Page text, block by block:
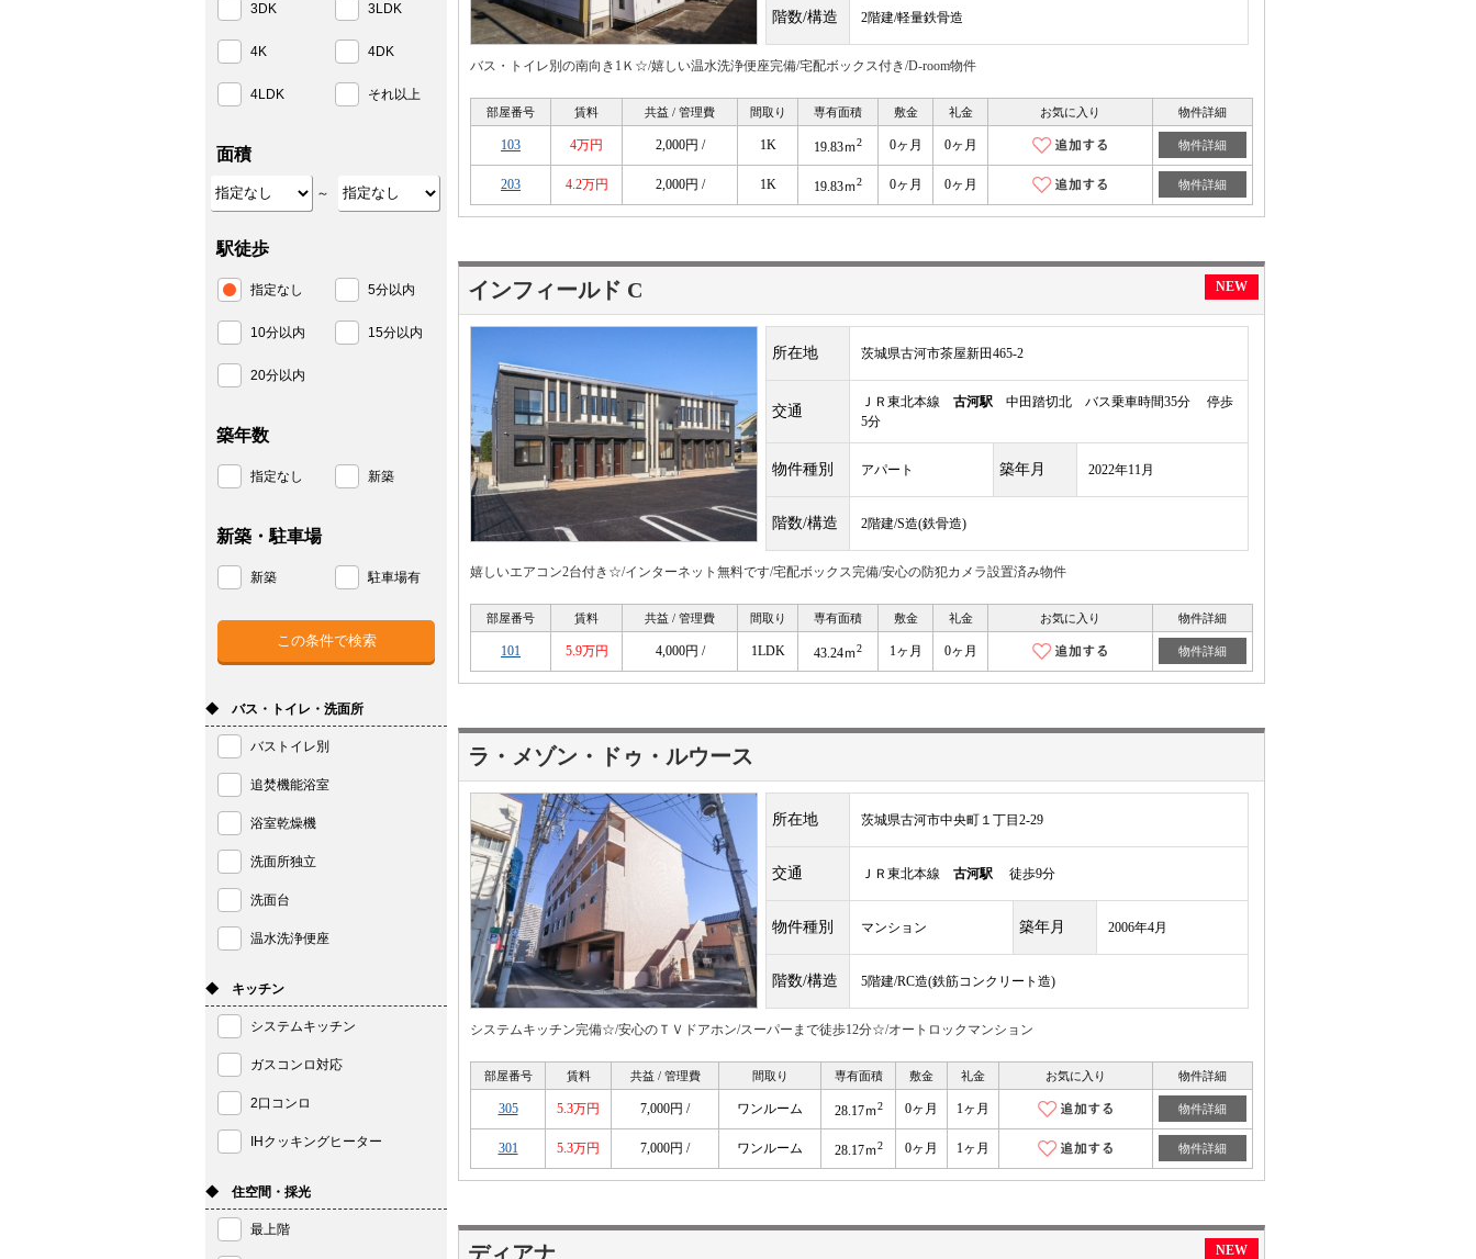
階数/構造 2階建/軽量鉄骨造
バス・トイレ別の南向き1Ｋ☆/嬉しい温水洗浄便座完備/宅配ボックス付き/D-room物件
部屋番号 賃料 共益 / 管理費 間取り 専有面積 敷金 礼金 お気に入り 物件詳細
103 4万円 2,000円 / 1K 19.83ｍ2 0ヶ月 0ヶ月 物件詳細
203 4.2万円 2,000円 / 1K 19.83ｍ2 0ヶ月 0ヶ月 物件詳細
インフィールド C NEW
所在地 茨城県古河市茶屋新田465-2
交通
ＪＲ東北本線 古河駅 中田踏切北 バス乗車時間35分 停歩
5分
物件種別 アパート 築年月 2022年11月
階数/構造 2階建/S造(鉄骨造)
嬉しいエアコン2台付き☆/インターネット無料です/宅配ボックス完備/安心の防犯カメラ設置済み物件
部屋番号 賃料 共益 / 管理費 間取り 専有面積 敷金 礼金 お気に入り 物件詳細
101 5.9万円 4,000円 / 1LDK 43.24ｍ2 1ヶ月 0ヶ月 物件詳細
ラ・メゾン・ドゥ・ルウース
所在地 茨城県古河市中央町１丁目2-29
交通 ＪＲ東北本線 古河駅 徒歩9分
物件種別 マンション 築年月 2006年4月
階数/構造 5階建/RC造(鉄筋コンクリート造)
システムキッチン完備☆/安心のＴＶドアホン/スーパーまで徒歩12分☆/オートロックマンション
部屋番号 賃料 共益 / 管理費 間取り 専有面積 敷金 礼金 お気に入り 物件詳細
305 5.3万円 7,000円 / ワンルーム 28.17ｍ2 0ヶ月 1ヶ月 物件詳細
301 5.3万円 7,000円 / ワンルーム 28.17ｍ2 0ヶ月 1ヶ月 物件詳細
ディアナ NEW
3DK 3LDK
4K 4DK
4LDK それ以上
面積
～
駅徒歩
指定なし 5分以内
10分以内 15分以内
20分以内
築年数
指定なし 新築
新築・駐車場
新築 駐車場有
◆ バス・トイレ・洗面所
バストイレ別
追焚機能浴室
浴室乾燥機
洗面所独立
洗面台
温水洗浄便座
◆ キッチン
システムキッチン
ガスコンロ対応
2口コンロ
IHクッキングヒーター
◆ 住空間・採光
最上階